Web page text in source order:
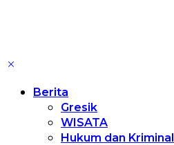
Berita
Gresik
WISATA
Hukum dan Kriminal